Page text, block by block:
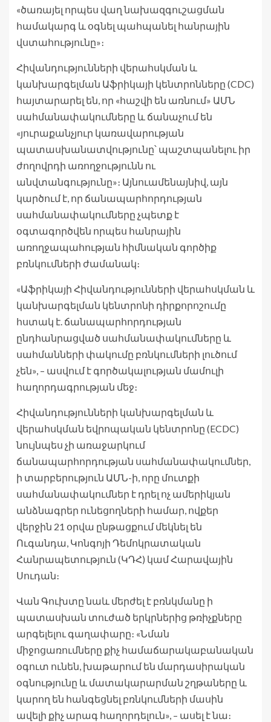
«ծառայել որպես վաղ նախազգուշացման
համակարգ և օգնել պահպանել հանրային
վստահությունը»։
Հիվանդությունների վերահսկման և
կանխարգելման Աֆրիկայի կենտրոնները (CDC)
հայտարարել են, որ «հաշվի են առնում» ԱՄՆ
սահմանափակումները և ճանաչում են
«յուրաքանչյուր կառավարության
պատասխանատվությունը՝ պաշտպանելու իր
ժողովրդի առողջությունն ու
անվտանգությունը»։ Այնուամենայնիվ, այն
կարծում է, որ ճանապարհորդության
սահմանափակումները չպետք է
օգտագործվեն որպես հանրային
առողջապահության հիմնական գործիք
բռնկումների ժամանակ։
«Աֆրիկայի Հիվանդությունների վերահսկման և
կանխարգելման կենտրոնի դիրքորոշումը
հստակ է. ճանապարհորդության
ընդհանրացված սահմանափակումները և
սահմանների փակումը բռնկումների լուծում
չեն», – ասվում է գործակալության մամուլի
հաղորդագրության մեջ։
Հիվանդությունների կանխարգելման և
վերահսկման եվրոպական կենտրոնը (ECDC)
նույնպես չի առաջարկում
ճանապարհորդության սահմանափակումներ,
ի տարբերություն ԱՄՆ-ի, որը մուտքի
սահմանափակումներ է դրել ոչ ամերիկյան
անձնագրեր ունեցողների համար, ովքեր
վերջին 21 օրվա ընթացքում մեկնել են
Ուգանդա, Կոնգոյի Դեմոկրատական ​​
Հանրապետություն (ԿԴՀ) կամ Հարավային
Սուդան։
Վան Գուխտը նաև մերժել է բռնկմանը ի
պատասխան տուժած երկրներից թռիչքները
արգելելու գաղափարը։ «Նման
միջոցառումները քիչ համաճարակաբանական
օգուտ ունեն, խաթարում են մարդասիրական
օգնությունը և մատակարարման շղթաները և
կարող են հանգեցնել բռնկումների մասին
ավելի քիչ արագ հաղորդելուն», – ասել է նա։